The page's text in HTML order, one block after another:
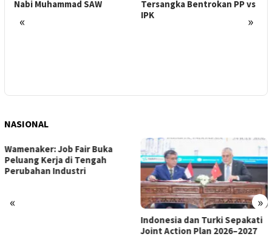
« »
Tersangka Bentrokan PP vs
Narkoba
NASIONAL
« »
Satgas PRR Pacu Realisasi
Tambahan TKD Aceh Rp1,65